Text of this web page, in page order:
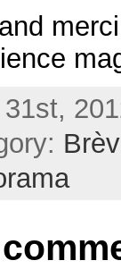
31st,